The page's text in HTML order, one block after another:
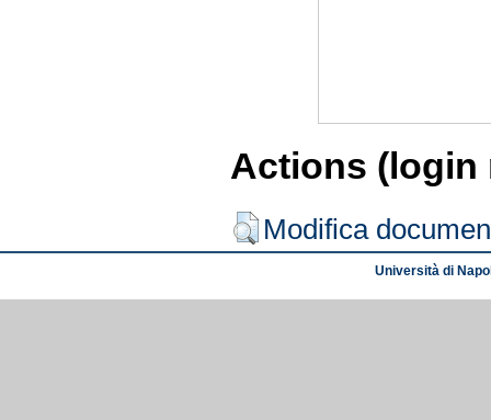
Actions (login
Modifica
Università di